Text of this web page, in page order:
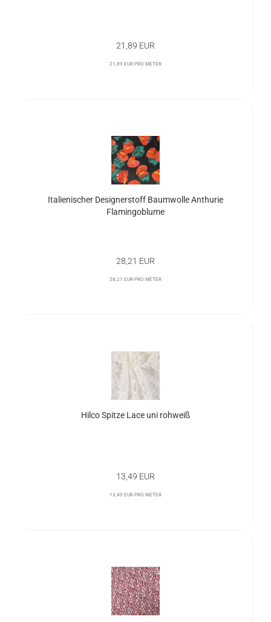
21,89 EUR
21,89 EUR pro Meter
Italienischer Designerstoff Baumwolle Anthurie
Flamingoblume
28,21 EUR
28,21 EUR pro Meter
Hilco Spitze Lace uni rohweiß
13,49 EUR
13,49 EUR pro Meter